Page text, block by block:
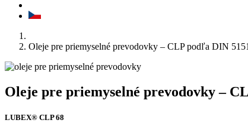
Oleje pre priemyselné prevodovky – CLP podľa DIN
Oleje pre priemyselné prevodovky –
LUBEX® CLP 68